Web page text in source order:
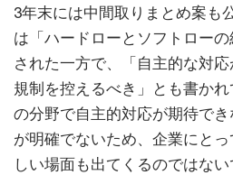
3年末には中間取りまとめ案も
は「ハードローとソフトロー
された一方で、「自主的な対
規制を控えるべき」とも書か
の分野で自主的対応が期待で
が明確でないため、企業にと
しい場面も出てくるのではな